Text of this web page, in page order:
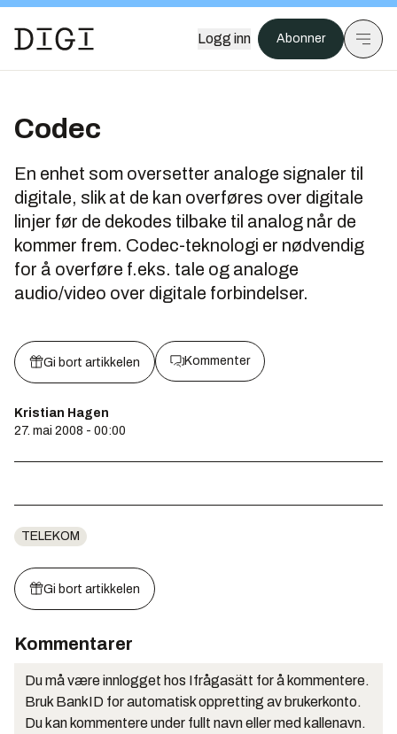
Logg inn Abonner
Codec
En enhet som oversetter analoge signaler til
digitale, slik at de kan overføres over digitale
linjer før de dekodes tilbake til analog når de
kommer frem. Codec-teknologi er nødvendig
for å overføre f.eks. tale og analoge
audio/video over digitale forbindelser.
Gi bort artikkelen Kommenter
Kristian Hagen
27. mai 2008 - 00:00
TELEKOM
Gi bort artikkelen
Kommentarer
Du må være innlogget hos Ifrågasätt for å kommentere.
Bruk BankID for automatisk oppretting av brukerkonto.
Du kan kommentere under fullt navn eller med kallenavn.